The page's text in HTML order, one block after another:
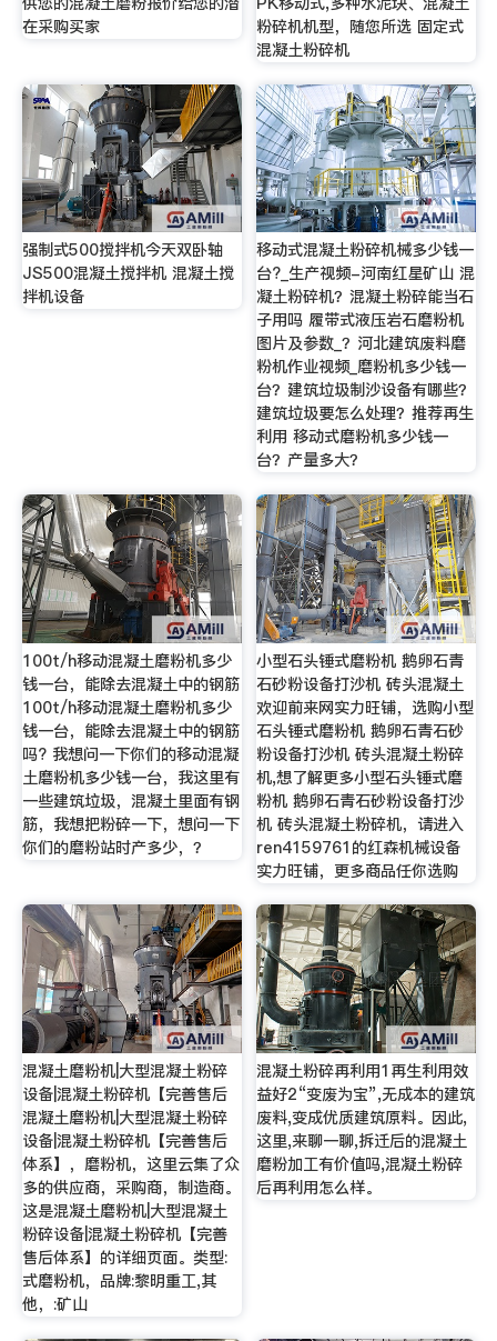
在采购买家
粉碎机机型，随您所选 固定式
混凝土粉碎机
强制式500搅拌机今天双卧轴
JS500混凝土搅拌机 混凝土搅
拌机设备
移动式混凝土粉碎机械多少钱一
台?_生产视频-河南红星矿山 混
凝土粉碎机？混凝土粉碎能当石
子用吗 履带式液压岩石磨粉机
图片及参数_？河北建筑废料磨
粉机作业视频_磨粉机多少钱一
台？建筑垃圾制沙设备有哪些？
建筑垃圾要怎么处理？推荐再生
利用 移动式磨粉机多少钱一
台？产量多大？
100t/h移动混凝土磨粉机多少
钱一台，能除去混凝土中的钢筋
100t/h移动混凝土磨粉机多少
钱一台，能除去混凝土中的钢筋
吗? 我想问一下你们的移动混凝
土磨粉机多少钱一台，我这里有
一些建筑垃圾，混凝土里面有钢
筋，我想把粉碎一下，想问一下
你们的磨粉站时产多少，？
小型石头锤式磨粉机 鹅卵石青
石砂粉设备打沙机 砖头混凝土
欢迎前来网实力旺铺，选购小型
石头锤式磨粉机 鹅卵石青石砂
粉设备打沙机 砖头混凝土粉碎
机,想了解更多小型石头锤式磨
粉机 鹅卵石青石砂粉设备打沙
机 砖头混凝土粉碎机，请进入
ren4159761的红森机械设备
实力旺铺，更多商品任你选购
混凝土磨粉机|大型混凝土粉碎
设备|混凝土粉碎机【完善售后
混凝土磨粉机|大型混凝土粉碎
设备|混凝土粉碎机【完善售后
体系】，磨粉机，这里云集了众
多的供应商，采购商，制造商。
这是混凝土磨粉机|大型混凝土
粉碎设备|混凝土粉碎机【完善
售后体系】的详细页面。类型:
式磨粉机，品牌:黎明重工,其
他，:矿山
混凝土粉碎再利用1再生利用效
益好2“变废为宝”,无成本的建筑
废料,变成优质建筑原料。因此,
这里,来聊一聊,拆迁后的混凝土
磨粉加工有价值吗,混凝土粉碎
后再利用怎么样。